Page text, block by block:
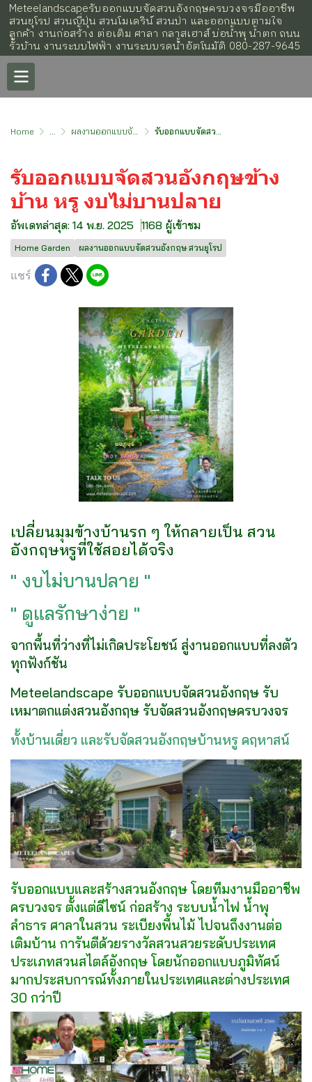
Meteelandscapeรับออกแบบจัดสวนอังกฤษครบวงจรมืออาชีพ
สวนยุโรป สวนญี่ปุ่น สวนโมเดริน์ สวนป่า และออกแบบตามใจ
ลูกค้า งานก่อสร้าง ต่อเติม ศาลา กลาสเฮาส์ บ่อน้ำพุ น้ำตก ถนน
รั้วบ้าน งานระบบไฟฟ้า งานระบบรดน้้ำอัตโนมัติ 080-287-9645
Home ... ผลงานออกแบบจัดสวนอังกฤษ สวนยุโรป รับออกแบบจัดสวนอังกฤษข้างบ้าน หรู งบไม่บานปลาย
รับออกแบบจัดสวนอังกฤษข้าง
บ้าน หรู งบไม่บานปลาย
อัพเดทล่าสุด: 14 พ.ย. 2025 1168 ผู้เข้าชม
Home Garden ผลงานออกแบบจัดสวนอังกฤษ สวนยุโรป
แชร์
เปลี่ยนมุมข้างบ้านรก ๆ ให้กลายเป็น สวน
อังกฤษหรูที่ใช้สอยได้จริง
" งบไม่บานปลาย "
" ดูแลรักษาง่าย "
จากพื้นที่ว่างที่ไม่เกิดประโยชน์ สู่งานออกแบบที่ลงตัว
ทุกฟังก์ชัน
Meteelandscape รับออกแบบจัดสวนอังกฤษ รับ
เหมาตกแต่งสวนอังกฤษ รับจัดสวนอังกฤษครบวงจร
ทั้งบ้านเดี่ยว และรับจัดสวนอังกฤษบ้านหรู คฤหาสน์
รับออกแบบและสร้างสวนอังกฤษ โดยทีมงานมืออาชีพ
ครบวงจร ตั้งแต่ดีไซน์ ก่อสร้าง ระบบน้ำไฟ น้ำพุ
ลำธาร ศาลาในสวน ระเบียงพื้นไม้ ไปจนถึงงานต่อ
เติมบ้าน การันตีด้วยรางวัลสวนสวยระดับประเทศ
ประเภทสวนสไตล์อังกฤษ โดยนักออกแบบภูมิทัศน์
มากประสบการณ์ทั้งภายในประเทศและต่างประเทศ
30 กว่าปี